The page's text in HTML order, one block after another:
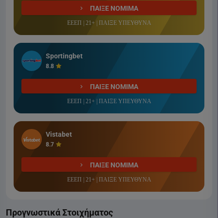
ΠΑΙΞΕ ΝΟΜΙΜΑ
ΕΕΕΠ | 21+ | ΠΑΙΞΕ ΥΠΕΥΘΥΝΑ
Sportingbet
8.8
ΠΑΙΞΕ ΝΟΜΙΜΑ
ΕΕΕΠ | 21+ | ΠΑΙΞΕ ΥΠΕΥΘΥΝΑ
Vistabet
8.7
ΠΑΙΞΕ ΝΟΜΙΜΑ
ΕΕΕΠ | 21+ | ΠΑΙΞΕ ΥΠΕΥΘΥΝΑ
Προγνωστικά Στοιχήματος